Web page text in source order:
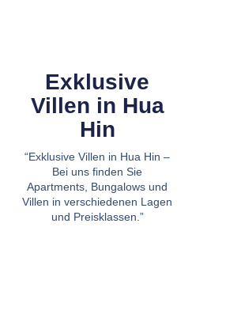
Exklusive
Villen in Hua
Hin
“Exklusive Villen in Hua Hin –
Bei uns finden Sie
Apartments, Bungalows und
Villen in verschiedenen Lagen
und Preisklassen.”